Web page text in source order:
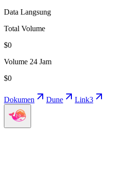
Data Langsung
Total Volume
$0
Volume 24 Jam
$0
Dokumen Dune Link3